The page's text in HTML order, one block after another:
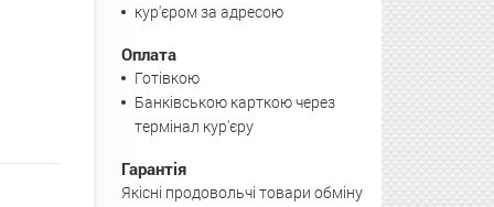
кур'єром за адресою
Оплата
Готівкою
Банківською карткою через
термінал кур'єру
Гарантія
Якісні продовольчі товари обміну